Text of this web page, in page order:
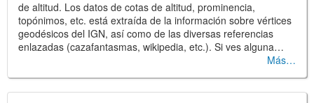
de altitud. Los datos de cotas de altitud, prominencia,
topónimos, etc. está extraída de la información sobre vértices
geodésicos del IGN, así como de las diversas referencias
enlazadas (cazafantasmas, wikipedia, etc.). Si ves alguna…
Más